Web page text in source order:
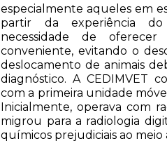
especialmente aqueles em
partir da experiência
necessidade de
conveniente, evitando o
deslocamento de animais
diagnóstico. A CEDIMVET
com a primeira unidade
Inicialmente, operava com
migrou para a radiologia
químicos prejudiciais ao meio